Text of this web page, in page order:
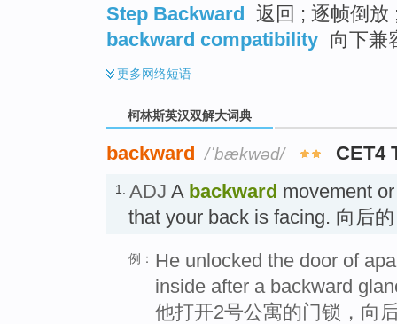
Step Backward 返回 ; 逐帧倒放
backward compatibility 向下兼
更多网络短语
柯林斯英汉双解大词典
backward /ˈbækwəd/ CET4
1. ADJ A backward movement
that your back is facing. 向后
例： He unlocked the door of
inside after a backward
他打开2号公寓的门锁，向